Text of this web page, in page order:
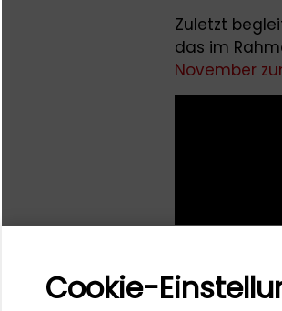
Zuletzt
das im
November
Cookie-